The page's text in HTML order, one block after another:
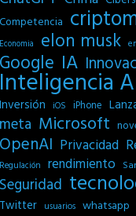
Competencia
Economia elon musk
Google IA
Inteligencia
Inversión iOS iPhone
meta Microsoft
OpenAI Privacidad
Regulación rendimiento
Seguridad
Twitter usuarios whatsapp